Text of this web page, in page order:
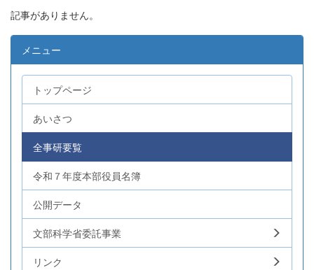
記事がありません。
メニュー
トップページ
あいさつ
全事研要覧
令和７年度本部役員名簿
公開データ
文部科学省委託事業
リンク